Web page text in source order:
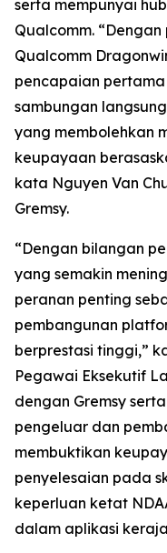
serta mempunyai
Qualcomm.
Qualcomm
pencapaian
sambungan
yang membolehkan
keupayaan
kata Nguyen Van
Gremsy.
“Dengan bilangan
yang semakin
peranan penting
pembangunan
berprestasi tinggi,”
Pegawai Eksekutif
dengan Gremsy
pengeluar dan
membuktikan
penyelesaian pada
keperluan ketat
dalam aplikasi